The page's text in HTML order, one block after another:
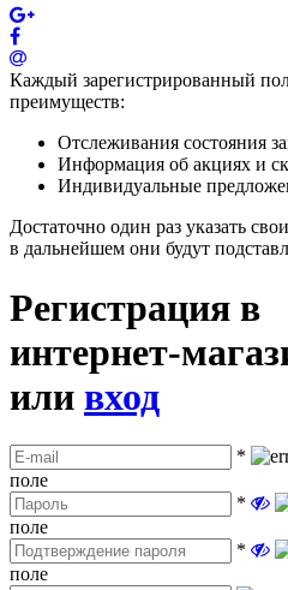
Каждый зарегистрированный
преимуществ:
Отслеживания состояния
Информация об акциях и
Индивидуальные
Достаточно один раз указать
в дальнейшем они будут
Регистрация в
интернет-
или вход
*
поле
*
поле
*
поле